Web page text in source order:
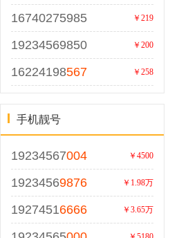
16740275985 ￥219
19234569850 ￥200
16224198567 ￥258
手机靓号
19234567004 ￥4500
19234569876 ￥1.98万
19274516666 ￥3.65万